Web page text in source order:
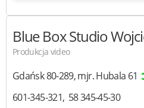
Blue Box Studio
Produkcja video
Gdańsk80-289,mjr. Hubala 61
601-345-321 58 345-45-30